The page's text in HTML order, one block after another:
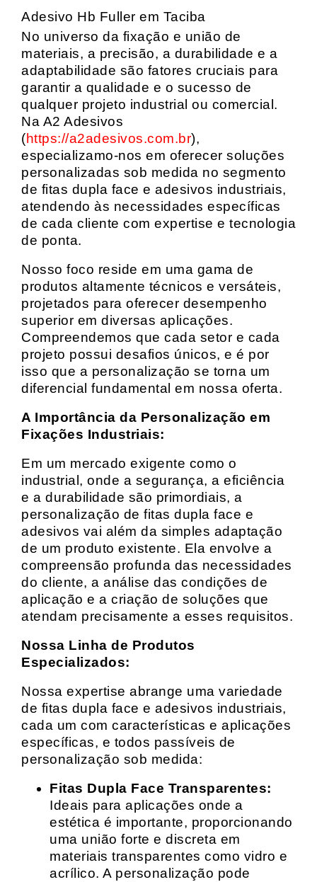
Adesivo Hb Fuller em Taciba
No universo da fixação e união de
materiais, a precisão, a durabilidade e a
adaptabilidade são fatores cruciais para
garantir a qualidade e o sucesso de
qualquer projeto industrial ou comercial.
Na A2 Adesivos
(https://a2adesivos.com.br),
especializamo-nos em oferecer soluções
personalizadas sob medida no segmento
de fitas dupla face e adesivos industriais,
atendendo às necessidades específicas
de cada cliente com expertise e tecnologia
de ponta.
Nosso foco reside em uma gama de
produtos altamente técnicos e versáteis,
projetados para oferecer desempenho
superior em diversas aplicações.
Compreendemos que cada setor e cada
projeto possui desafios únicos, e é por
isso que a personalização se torna um
diferencial fundamental em nossa oferta.
A Importância da Personalização em
Fixações Industriais:
Em um mercado exigente como o
industrial, onde a segurança, a eficiência
e a durabilidade são primordiais, a
personalização de fitas dupla face e
adesivos vai além da simples adaptação
de um produto existente. Ela envolve a
compreensão profunda das necessidades
do cliente, a análise das condições de
aplicação e a criação de soluções que
atendam precisamente a esses requisitos.
Nossa Linha de Produtos
Especializados:
Nossa expertise abrange uma variedade
de fitas dupla face e adesivos industriais,
cada um com características e aplicações
específicas, e todos passíveis de
personalização sob medida:
Fitas Dupla Face Transparentes:
Ideais para aplicações onde a
estética é importante, proporcionando
uma união forte e discreta em
materiais transparentes como vidro e
acrílico. A personalização pode